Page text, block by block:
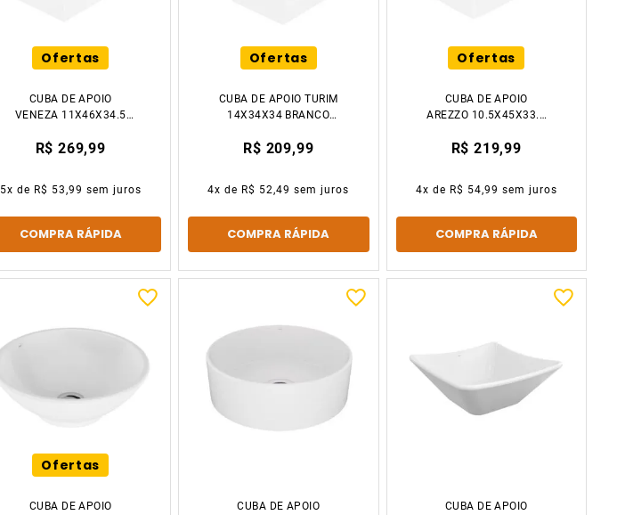
Ofertas
CUBA DE APOIO
VENEZA 11X46X34.5
R$ 269,99
5x de R$ 53,99 sem juros
COMPRA RÁPIDA
Ofertas
CUBA DE APOIO TURIM
14X34X34 BRANCO
R$ 209,99
4x de R$ 52,49 sem juros
COMPRA RÁPIDA
Ofertas
CUBA DE APOIO
AREZZO 10.5X45X33.5
R$ 219,99
4x de R$ 54,99 sem juros
COMPRA RÁPIDA
Ofertas
CUBA DE APOIO
CUBA DE APOIO
CUBA DE APOIO